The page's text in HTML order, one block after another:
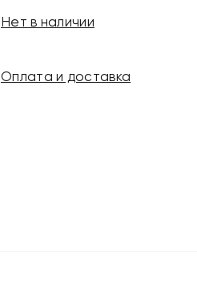
Нет в наличии
Оплата и доставка